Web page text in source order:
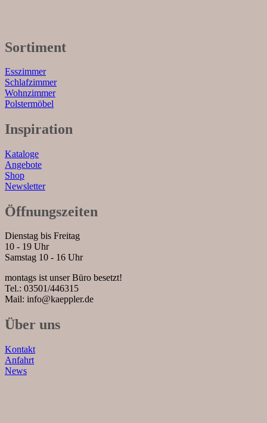
Sortiment
Esszimmer
Schlafzimmer
Wohnzimmer
Polstermöbel
Inspiration
Kataloge
Angebote
Shop
Newsletter
Öffnungszeiten
Dienstag bis Freitag
10 - 19 Uhr
Samstag 10 - 16 Uhr
montags ist unser Büro besetzt!
Tel.: 03501/446315
Mail: info@kaeppler.de
Über uns
Kontakt
Anfahrt
News